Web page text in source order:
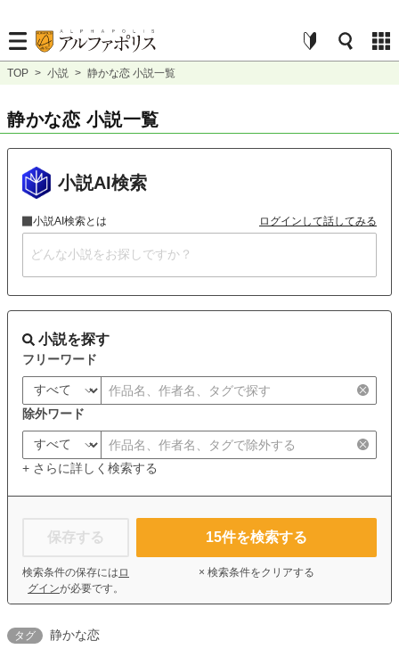
TOP > 小説 > 静かな恋 小説一覧
静かな恋 小説一覧
小説AI検索
小説AI検索とは ログインして話してみる
小説を探す
フリーワード
除外ワード
+ さらに詳しく検索する
保存する
検索条件の保存には ロ
グインが必要です。
15件を検索する
× 検索条件をクリアする
タグ 静かな恋